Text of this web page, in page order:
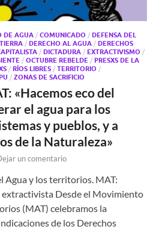
DE AGUA / COMUNICADO / DEFENSA DEL
/ DERECHO AL AGUA / DERECHOS
/ DICTADURA / EXTRACTIVISMO /
/ OCTUBRE REBELDE / PRESXS DE LA
/ RÍOS LIBRES / TERRITORIO /
/ ZONAS DE SACRIFICIO
«Hacemos eco del
el agua para los
y pueblos, y a
de la Naturaleza»
un comentario
Agua y los territorios. MAT:
Desde el Movimiento
(MAT) celebramos la
de los Derechos